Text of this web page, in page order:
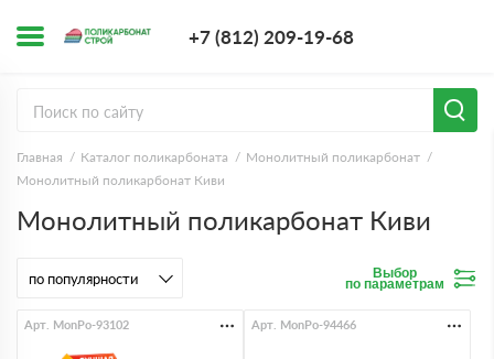
+7 (812) 209-19-68
Главная Каталог поликарбоната
Монолитный поликарбонат
Монолитный поликарбонат Киви
Монолитный поликарбонат Киви
Выбор
по параметрам
Арт. MonPo-93102 Арт. MonPo-94466